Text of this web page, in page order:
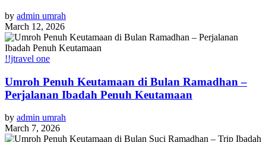
by admin umrah
March 12, 2026
!!jtravel one
Umroh Penuh Keutamaan di Bulan Ramadhan –
Perjalanan Ibadah Penuh Keutamaan
by admin umrah
March 7, 2026